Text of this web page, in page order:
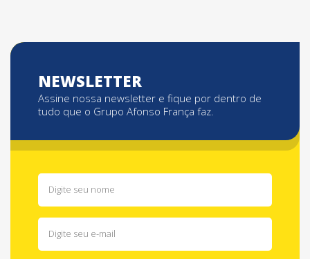
NEWSLETTER
Assine nossa newsletter e fique por dentro de
tudo que o Grupo Afonso França faz.